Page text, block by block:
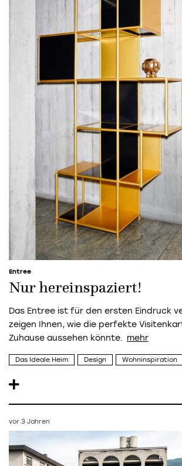
Entree
Nur hereinspaziert!
Das Entree ist für den ersten Eindruck
zeigen Ihnen, wie die perfekte
Zuhause aussehen könnte.
Das Ideale Heim Design Wohninspiration
vor 3 Jahren